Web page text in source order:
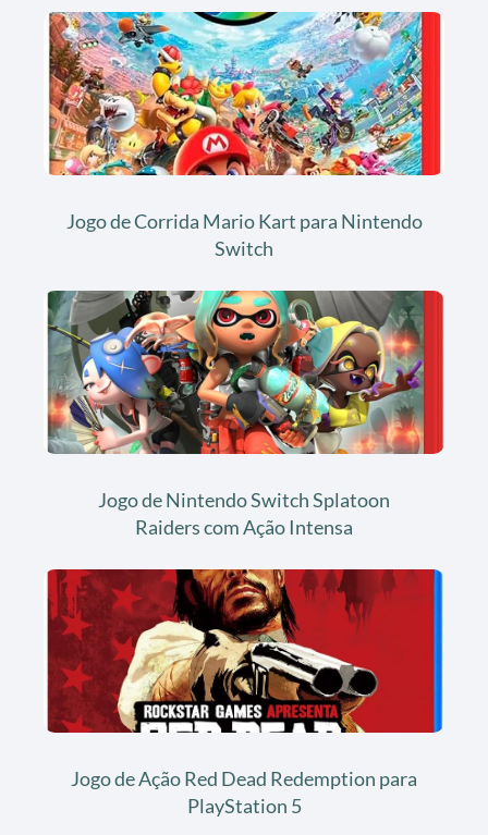
Jogo de Corrida Mario Kart para Nintendo
Switch
Jogo de Nintendo Switch Splatoon
Raiders com Ação Intensa
Jogo de Ação Red Dead Redemption para
PlayStation 5